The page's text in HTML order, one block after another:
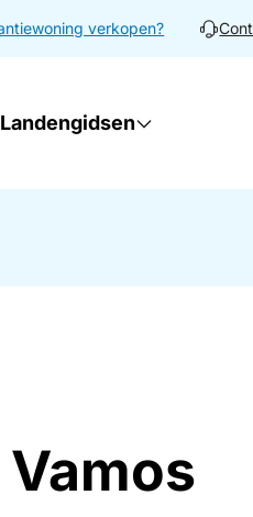
verkopen?
Landengidsen